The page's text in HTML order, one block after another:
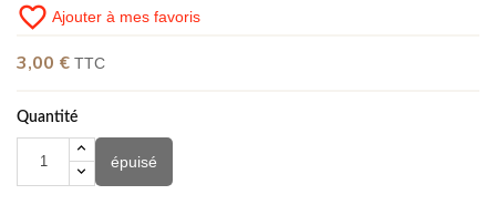
favorite_border Ajouter à mes favoris
3,00 € TTC
Quantité
épuisé